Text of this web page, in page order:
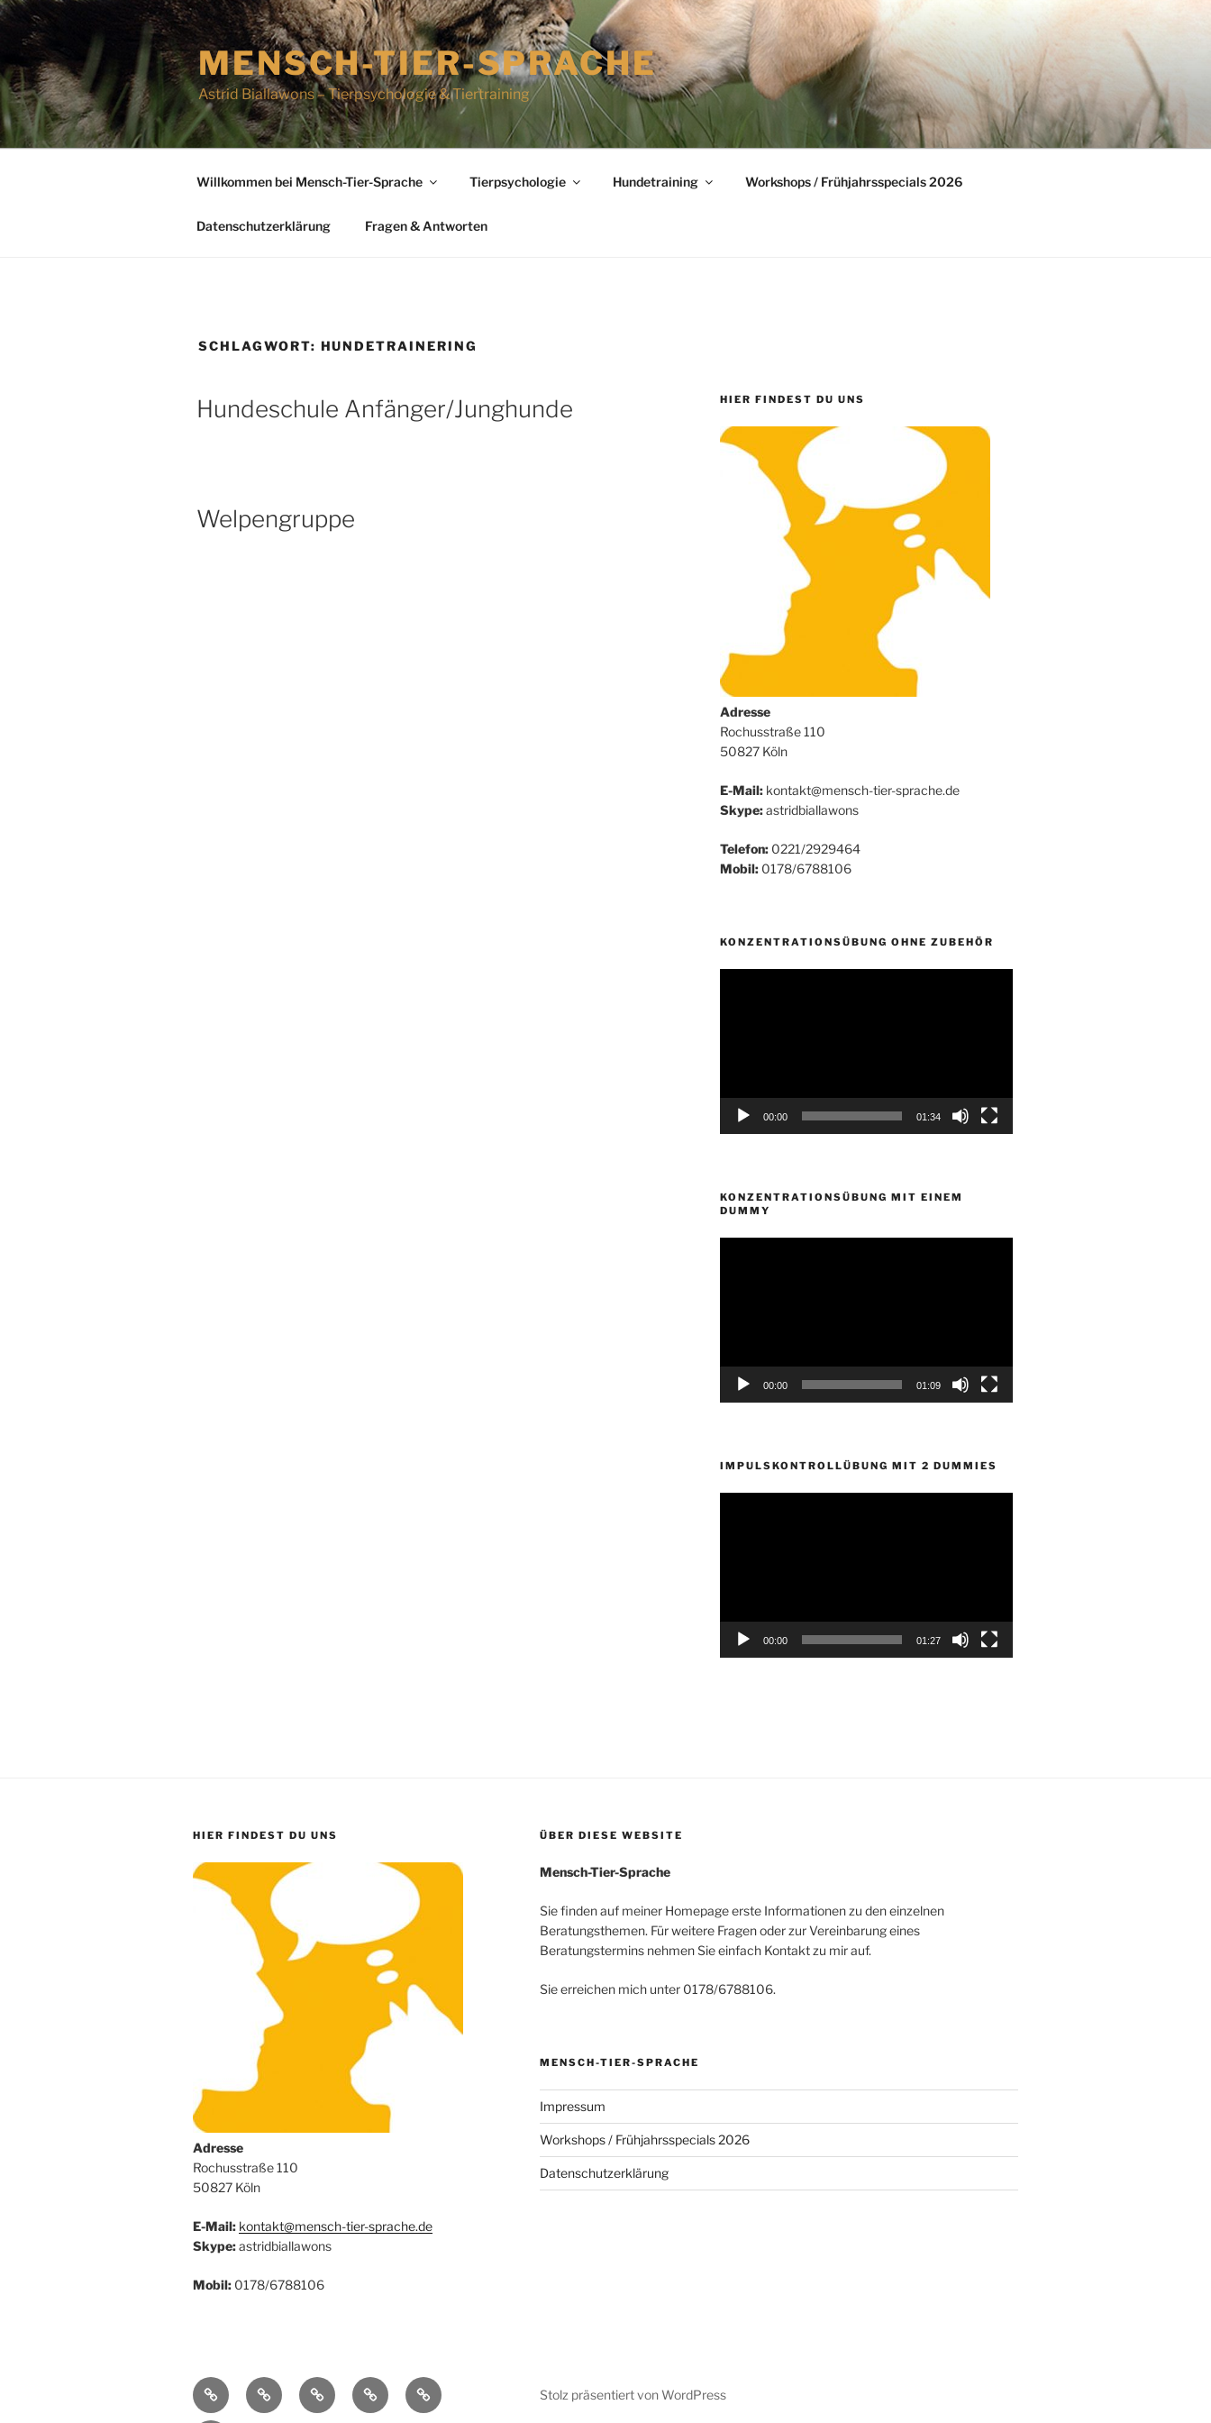
Zum
Inhalt
springen
MENSCH-TIER-SPRACHE
Astrid Biallawons – Tierpsychologie & Tiertraining
Willkommen bei Mensch-Tier-Sprache Tierpsychologie Hundetraining Workshops / Frühjahrsspecials 2026
Datenschutzerklärung Fragen & Antworten
SCHLAGWORT: HUNDETRAINERING
Hundeschule Anfänger/Junghunde
Welpengruppe
HIER FINDEST DU UNS
Adresse
Rochusstraße 110
50827 Köln
E-Mail:kontakt@mensch-tier-sprache.de
Skype:astridbiallawons
Telefon:0221/2929464
Mobil:0178/6788106
KONZENTRATIONSÜBUNG OHNE ZUBEHÖR
00:00 01:34
KONZENTRATIONSÜBUNG MIT EINEM
DUMMY
00:00 01:09
IMPULSKONTROLLÜBUNG MIT 2 DUMMIES
00:00 01:27
HIER FINDEST DU UNS
Adresse
Rochusstraße 110
50827 Köln
E-Mail: kontakt@mensch-tier-sprache.de
Skype:astridbiallawons
Mobil: 0178/6788106
ÜBER DIESE WEBSITE
Mensch-Tier-Sprache
Sie finden auf meiner Homepage erste Informationen zu den einzelnen
Beratungsthemen. Für weitere Fragen oder zur Vereinbarung eines
Beratungstermins nehmen Sie einfach Kontakt zu mir auf.
Sie erreichen mich unter 0178/6788106.
MENSCH-TIER-SPRACHE
Impressum
Workshops / Frühjahrsspecials 2026
Datenschutzerklärung
Willkommen
bei
Tierpsychologie
HundetrainingWorkshops
/
DatenschutzerklärungStolz präsentiert von WordPress